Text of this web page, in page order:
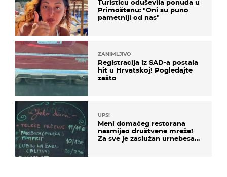
Turisticu oduševila ponuda u
Primoštenu: "Oni su puno
pametniji od nas"
ZANIMLJIVO
Registracija iz SAD-a postala
hit u Hrvatskoj! Pogledajte
zašto
UPS!
Meni domaćeg restorana
nasmijao društvene mreže!
Za sve je zaslužan urnebesan